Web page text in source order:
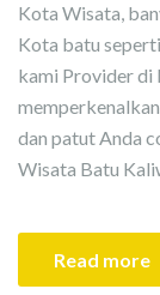
Kota Wisata,
Kota batu
kami Provider di
dan patut Anda
Wisata Batu
Read more